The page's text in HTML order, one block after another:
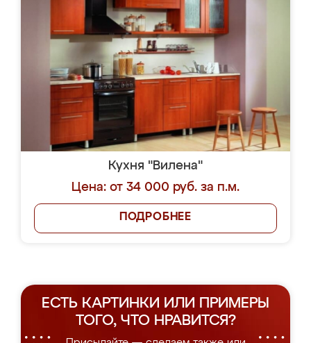
Кухня "Вилена"
Цена: от 34 000 руб. за п.м.
ПОДРОБНЕЕ
ЕСТЬ КАРТИНКИ ИЛИ ПРИМЕРЫ
ТОГО, ЧТО НРАВИТСЯ?